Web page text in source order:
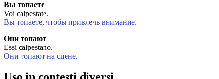
Вы топаете
Voi calpestate.
Вы топаете, чтобы привлечь внимание.
Они топают
Essi calpestano.
Они топают на сцене.